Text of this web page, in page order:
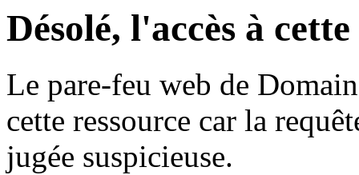
Désolé, l'accès à
Le pare-feu web de
cette ressource car la
jugée suspicieuse.